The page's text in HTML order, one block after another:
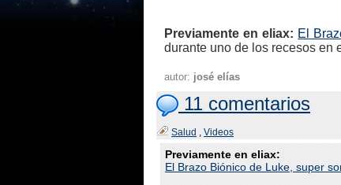
Previamente en eliax: El
durante uno de los recesos en
autor: josé elías
11 comentarios
Salud , Videos
Previamente en eliax:
El Brazo Biónico de Luke, super